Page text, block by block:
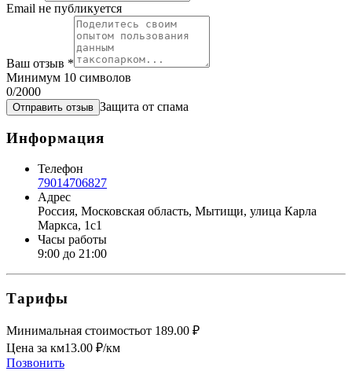
Email не публикуется
Ваш отзыв *
Минимум 10 символов
0/2000
Отправить отзыв Защита от спама
Информация
Телефон
79014706827
Адрес
Россия, Московская область, Мытищи, улица Карла
Маркса, 1с1
Часы работы
9:00 до 21:00
Тарифы
Минимальная стоимостьот 189.00 ₽
Цена за км13.00 ₽/км
Позвонить